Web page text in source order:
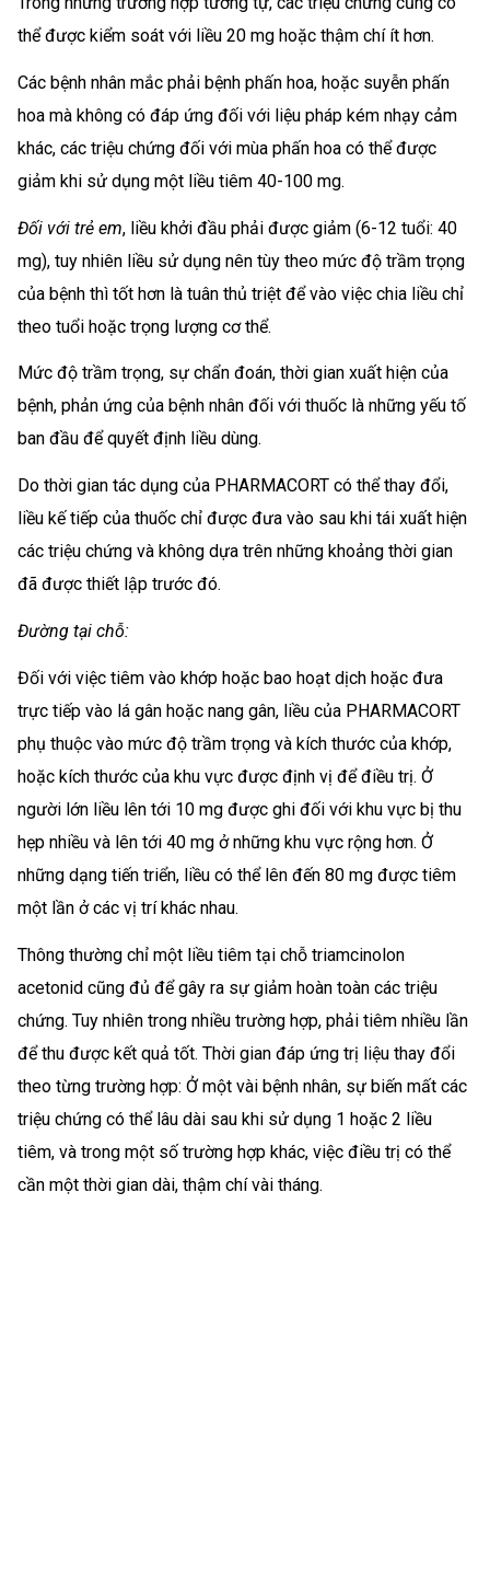
thể được kiểm soát với liều 20 mg hoặc thậm chí ít hơn.
Các bệnh nhân mắc phải bệnh phấn hoa, hoặc suyễn phấn
hoa mà không có đáp ứng đối với liệu pháp kém nhạy cảm
khác, các triệu chứng đối với mùa phấn hoa có thể được
giảm khi sử dụng một liều tiêm 40-100 mg.
Đối với trẻ em, liều khởi đầu phải được giảm (6-12 tuổi: 40
mg), tuy nhiên liều sử dụng nên tùy theo mức độ trầm trọng
của bệnh thì tốt hơn là tuân thủ triệt để vào việc chia liều chỉ
theo tuổi hoặc trọng lượng cơ thể.
Mức độ trầm trọng, sự chẩn đoán, thời gian xuất hiện của
bệnh, phản ứng của bệnh nhân đối với thuốc là những yếu tố
ban đầu để quyết định liều dùng.
Do thời gian tác dụng của PHARMACORT có thể thay đổi,
liều kế tiếp của thuốc chỉ được đưa vào sau khi tái xuất hiện
các triệu chứng và không dựa trên những khoảng thời gian
đã được thiết lập trước đó.
Đường tại chỗ:
Đối với việc tiêm vào khớp hoặc bao hoạt dịch hoặc đưa
trực tiếp vào lá gân hoặc nang gân, liều của PHARMACORT
phụ thuộc vào mức độ trầm trọng và kích thước của khớp,
hoặc kích thước của khu vực được định vị để điều trị. Ở
người lớn liều lên tới 10 mg được ghi đối với khu vực bị thu
hẹp nhiều và lên tới 40 mg ở những khu vực rộng hơn. Ở
những dạng tiến triển, liều có thể lên đến 80 mg được tiêm
một lần ở các vị trí khác nhau.
Thông thường chỉ một liều tiêm tại chỗ triamcinolon
acetonid cũng đủ để gây ra sự giảm hoàn toàn các triệu
chứng. Tuy nhiên trong nhiều trường hợp, phải tiêm nhiều lần
để thu được kết quả tốt. Thời gian đáp ứng trị liệu thay đổi
theo từng trường hợp: Ở một vài bệnh nhân, sự biến mất các
triệu chứng có thể lâu dài sau khi sử dụng 1 hoặc 2 liều
tiêm, và trong một số trường hợp khác, việc điều trị có thể
cần một thời gian dài, thậm chí vài tháng.